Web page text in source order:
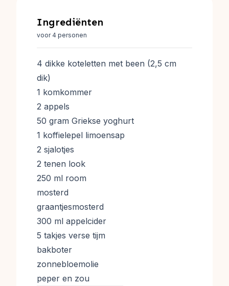
Ingrediënten
voor 4 personen
4 dikke koteletten met been (2,5 cm
dik)
1 komkommer
2 appels
50 gram Griekse yoghurt
1 koffielepel limoensap
2 sjalotjes
2 tenen look
250 ml room
mosterd
graantjesmosterd
300 ml appelcider
5 takjes verse tijm
bakboter
zonnebloemolie
peper en zou